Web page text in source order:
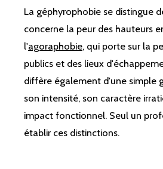
La géphyrophobie se distingue
concerne la peur des hauteurs
l'agoraphobie, qui porte sur la
publics et des lieux
diffère également d'une simple
son intensité, son caractère
impact fonctionnel. Seul un
établir ces distinctions.